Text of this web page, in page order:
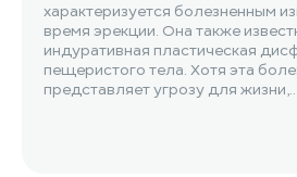
характеризуется болезненным
время эрекции. Она также
индуративная пластическая
пещеристого тела. Хотя эта
представляет угрозу для жизни,...